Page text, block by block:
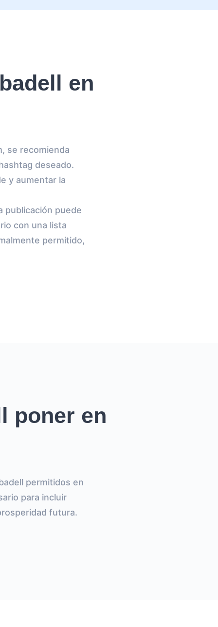
en
se recomienda
deseado.
y aumentar la
publicación puede
con una lista
permitido,
poner en
permitidos en
para incluir
futura.